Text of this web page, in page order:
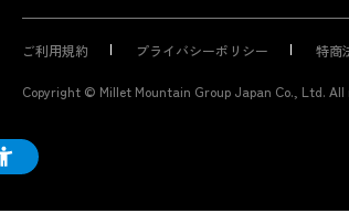
ご利用規約 プライバシーポリシー 特商
Copyright © Millet Mountain Group Japan Co., Ltd. All